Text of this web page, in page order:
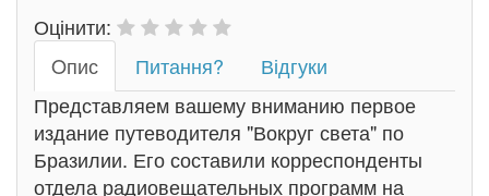
Оцінити:
Oпис
Питання?
Відгуки
Представляем вашему вниманию первое
издание путеводителя "Вокруг света" по
Бразилии. Его составили корреспонденты
отдела радиовещательных программ на